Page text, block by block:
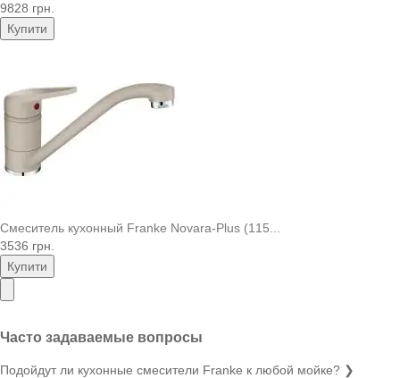
9828 грн.
Купити
Смеситель кухонный Franke Novara-Plus (115...
3536 грн.
Купити
Часто задаваемые вопросы
Подойдут ли кухонные смесители Franke к любой мойке? ❯